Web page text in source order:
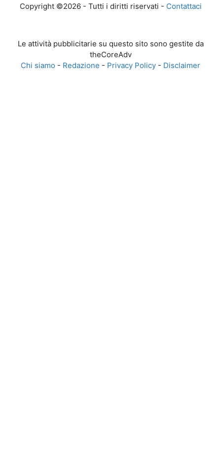
Copyright ©2026 - Tutti i diritti riservati - Contattaci
Le attività pubblicitarie su questo sito sono gestite da
theCoreAdv
Chi siamo - Redazione - Privacy Policy - Disclaimer